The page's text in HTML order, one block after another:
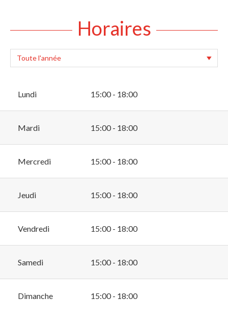
Horaires
Lundi 15:00 - 18:00
Mardi 15:00 - 18:00
Mercredi 15:00 - 18:00
Jeudi 15:00 - 18:00
Vendredi 15:00 - 18:00
Samedi 15:00 - 18:00
Dimanche 15:00 - 18:00